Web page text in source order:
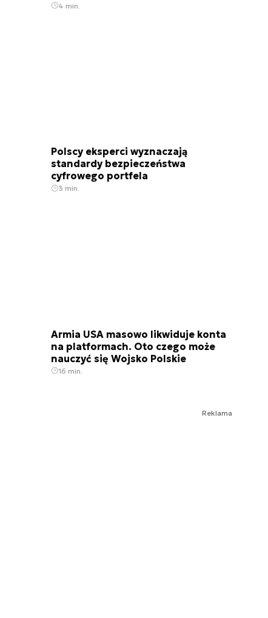
4 min.
Polscy eksperci wyznaczają
standardy bezpieczeństwa
cyfrowego portfela
3 min.
Armia USA masowo likwiduje konta
na platformach. Oto czego może
nauczyć się Wojsko Polskie
16 min.
Reklama